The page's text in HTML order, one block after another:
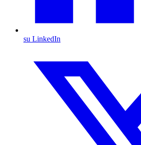
su LinkedIn